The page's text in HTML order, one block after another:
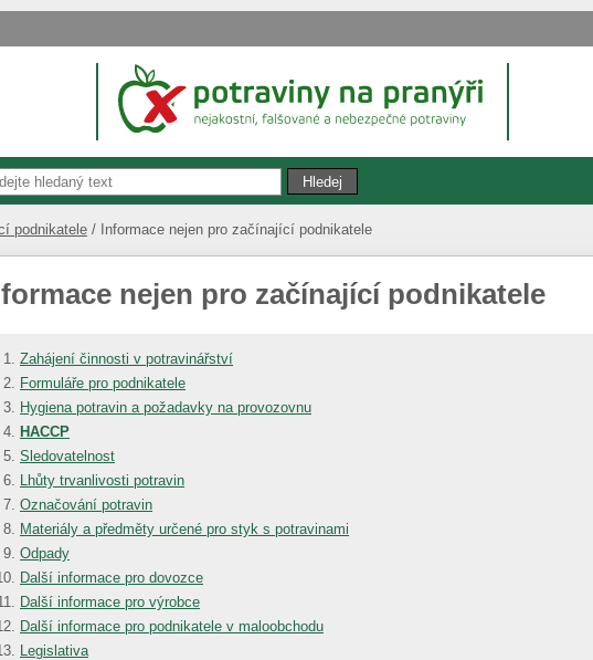
podnikatele Informace nejen pro začínající podnikatele
nejen pro začínající podnikatele
Zahájení činnosti v potravinářství
Formuláře pro podnikatele
Hygiena potravin a požadavky na provozovnu
HACCP
Sledovatelnost
Lhůty trvanlivosti potravin
Označování potravin
Materiály a předměty určené pro styk s potravinami
Odpady
Další informace pro dovozce
Další informace pro výrobce
Další informace pro podnikatele v maloobchodu
Legislativa